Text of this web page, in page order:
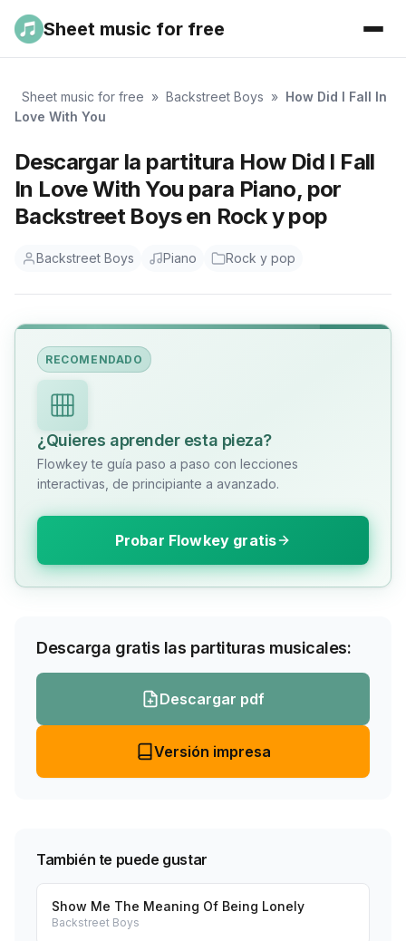
Sheet music for free
Sheet music for free » Backstreet Boys » How Did I Fall In
Love With You
Descargar la partitura How Did I Fall
In Love With You para Piano, por
Backstreet Boys en Rock y pop
Backstreet Boys Piano Rock y pop
RECOMENDADO
¿Quieres aprender esta pieza?
Flowkey te guía paso a paso con lecciones
interactivas, de principiante a avanzado.
Probar Flowkey gratis
Descarga gratis las partituras musicales:
Descargar pdf
Versión impresa
También te puede gustar
Show Me The Meaning Of Being Lonely
Backstreet Boys